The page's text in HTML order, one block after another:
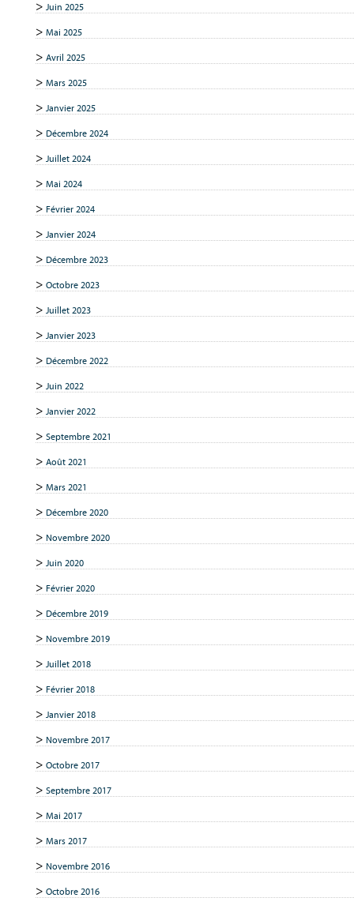
Juin 2025
Mai 2025
Avril 2025
Mars 2025
Janvier 2025
Décembre 2024
Juillet 2024
Mai 2024
Février 2024
Janvier 2024
Décembre 2023
Octobre 2023
Juillet 2023
Janvier 2023
Décembre 2022
Juin 2022
Janvier 2022
Septembre 2021
Août 2021
Mars 2021
Décembre 2020
Novembre 2020
Juin 2020
Février 2020
Décembre 2019
Novembre 2019
Juillet 2018
Février 2018
Janvier 2018
Novembre 2017
Octobre 2017
Septembre 2017
Mai 2017
Mars 2017
Novembre 2016
Octobre 2016